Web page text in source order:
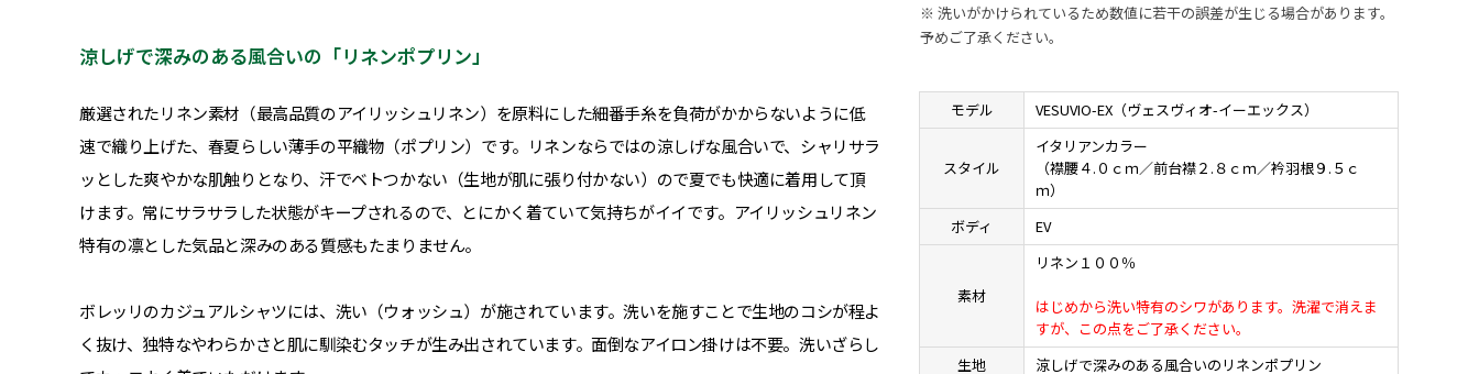
涼しげで深みのある風合いの「リネンポプリン」
厳選されたリネン素材（最高品質のアイリッシュリネン）を原料にした細番手糸を負荷がかからないように低
速で織り上げた、春夏らしい薄手の平織物（ポプリン）です。リネンならではの涼しげな風合いで、シャリサラ
ッとした爽やかな肌触りとなり、汗でベトつかない（生地が肌に張り付かない）ので夏でも快適に着用して頂
けます。常にサラサラした状態がキープされるので、とにかく着ていて気持ちがイイです。アイリッシュリネン
特有の凛とした気品と深みのある質感もたまりません。
ボレッリのカジュアルシャツには、洗い（ウォッシュ）が施されています。洗いを施すことで生地のコシが程よ
く抜け、独特なやわらかさと肌に馴染むタッチが生み出されています。面倒なアイロン掛けは不要。洗いざらし
※ 洗いがかけられているため数値に若干の誤差が生じる場合があります。
予めご了承ください。
モデル VESUVIO-EX（ヴェスヴィオ-イーエックス）
スタイル
イタリアンカラー
（襟腰４.０ｃｍ／前台襟２.８ｃｍ／衿羽根９.５ｃ
ｍ）
ボディ
EV
素材
リネン１００％
はじめから洗い特有のシワがあります。洗濯で消えま
すが、この点をご了承ください。
生地
涼しげで深みのある風合いのリネンポプリン